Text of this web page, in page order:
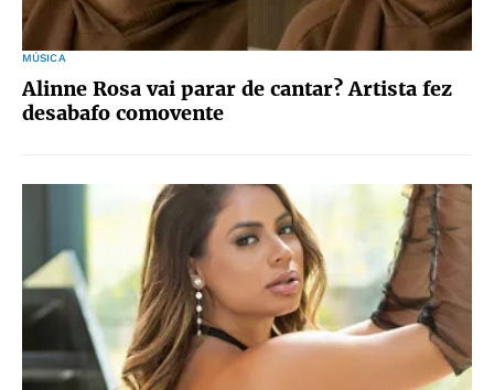
MÚSICA
Alinne Rosa vai parar de cantar? Artista fez
desabafo comovente